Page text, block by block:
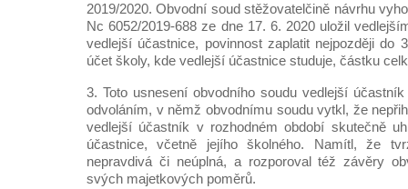
2019/2020. Obvodní soud stěžovatelčině návrhu
Nc 6052/2019-688 ze dne 17. 6. 2020 uložil
vedlejší účastnice, povinnost zaplatit nejpozději do
účet školy, kde vedlejší účastnice studuje, částku
3. Toto usnesení obvodního soudu vedlejší
odvoláním, v němž obvodnímu soudu vytkl, že
vedlejší účastník v rozhodném období skutečně
účastnice, včetně jejího školného. Namítl, že
nepravdivá či neúplná, a rozporoval též závěry
svých majetkových poměrů.